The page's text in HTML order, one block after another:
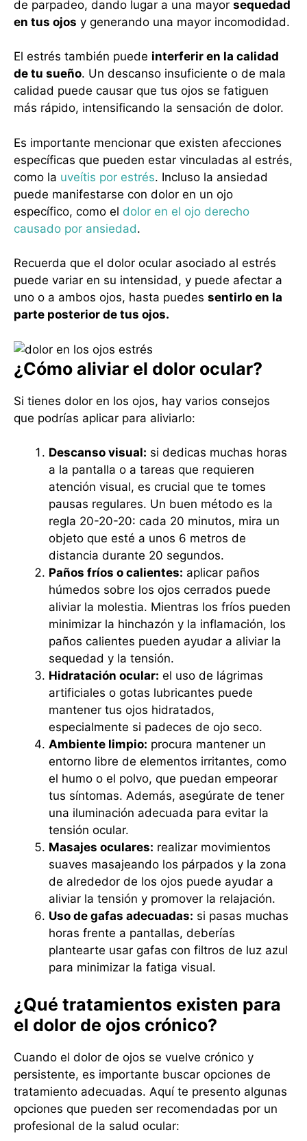
de parpadeo, dando lugar a una mayor sequedad
en tus ojos y generando una mayor incomodidad.
El estrés también puede interferir en la calidad
de tu sueño. Un descanso insuficiente o de mala
calidad puede causar que tus ojos se fatiguen
más rápido, intensificando la sensación de dolor.
Es importante mencionar que existen afecciones
específicas que pueden estar vinculadas al estrés,
como la uveítis por estrés. Incluso la ansiedad
puede manifestarse con dolor en un ojo
específico, como el dolor en el ojo derecho
causado por ansiedad.
Recuerda que el dolor ocular asociado al estrés
puede variar en su intensidad, y puede afectar a
uno o a ambos ojos, hasta puedes sentirlo en la
parte posterior de tus ojos.
¿Cómo aliviar el dolor ocular?
Si tienes dolor en los ojos, hay varios consejos
que podrías aplicar para aliviarlo:
Descanso visual: si dedicas muchas horas
a la pantalla o a tareas que requieren
atención visual, es crucial que te tomes
pausas regulares. Un buen método es la
regla 20-20-20: cada 20 minutos, mira un
objeto que esté a unos 6 metros de
distancia durante 20 segundos.
Paños fríos o calientes: aplicar paños
húmedos sobre los ojos cerrados puede
aliviar la molestia. Mientras los fríos pueden
minimizar la hinchazón y la inflamación, los
paños calientes pueden ayudar a aliviar la
sequedad y la tensión.
Hidratación ocular: el uso de lágrimas
artificiales o gotas lubricantes puede
mantener tus ojos hidratados,
especialmente si padeces de ojo seco.
Ambiente limpio: procura mantener un
entorno libre de elementos irritantes, como
el humo o el polvo, que puedan empeorar
tus síntomas. Además, asegúrate de tener
una iluminación adecuada para evitar la
tensión ocular.
Masajes oculares: realizar movimientos
suaves masajeando los párpados y la zona
de alrededor de los ojos puede ayudar a
aliviar la tensión y promover la relajación.
Uso de gafas adecuadas: si pasas muchas
horas frente a pantallas, deberías
plantearte usar gafas con filtros de luz azul
para minimizar la fatiga visual.
¿Qué tratamientos existen para
el dolor de ojos crónico?
Cuando el dolor de ojos se vuelve crónico y
persistente, es importante buscar opciones de
tratamiento adecuadas. Aquí te presento algunas
opciones que pueden ser recomendadas por un
profesional de la salud ocular: